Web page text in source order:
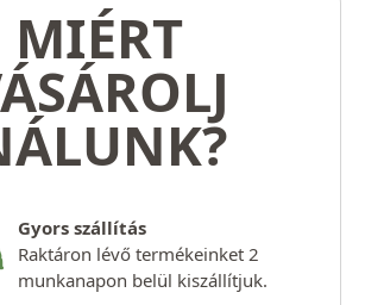
MIÉRT
Gyors szállítás
Raktáron lévő termékeinket 2
munkanapon belül kiszállítjuk.